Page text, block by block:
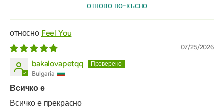
отново по-късно
Feel You
07/25/2026
bakalovapetqq
Bulgaria
Всичко е
Всичко е прекрасно